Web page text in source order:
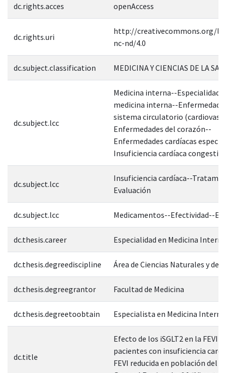
dc.rights.acces openAccess
dc.rights.uri
http://creativecommons.org/
nc-nd/4.0
dc.subject.classification MEDICINA Y CIENCIAS DE LA
dc.subject.lcc
Medicina interna--
medicina interna--
sistema circulatorio
Enfermedades del corazón--
Enfermedades cardíacas
Insuficiencia cardíaca congestiva
dc.subject.lcc
Insuficiencia cardíaca--
Evaluación
dc.subject.lcc Medicamentos--Efectividad--
dc.thesis.career Especialidad en Medicina Interna
dc.thesis.degreediscipline Área de Ciencias Naturales y de
dc.thesis.degreegrantor Facultad de Medicina
dc.thesis.degreetoobtain Especialista en Medicina Interna
dc.title
Efecto de los iSGLT2 en la FEVI
pacientes con insuficiencia
FEVI reducida en población del